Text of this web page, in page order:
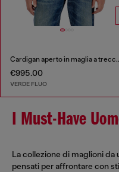
Cardigan aperto in
€995.00
VERDE FLUO
I Must-Have
La collezione di maglioni da
pensati per affrontare con